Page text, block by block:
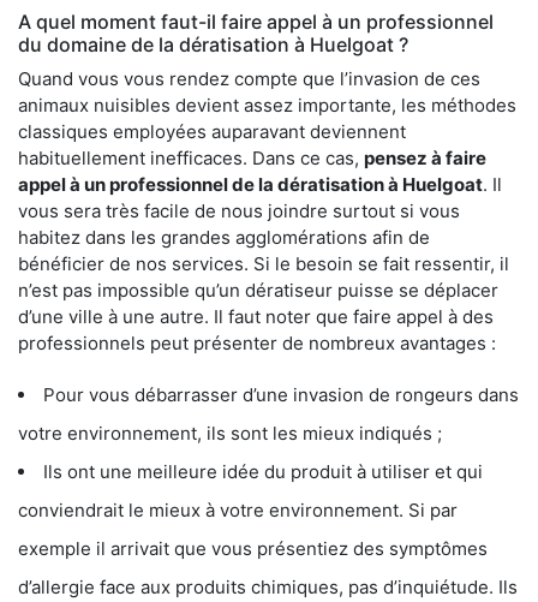
A quel moment faut-il faire appel à un professionnel
du domaine de la dératisation à Huelgoat ?
Quand vous vous rendez compte que l’invasion de ces
animaux nuisibles devient assez importante, les méthodes
classiques employées auparavant deviennent
habituellement inefficaces. Dans ce cas, pensez à faire
appel à un professionnel de la dératisation à Huelgoat. Il
vous sera très facile de nous joindre surtout si vous
habitez dans les grandes agglomérations afin de
bénéficier de nos services. Si le besoin se fait ressentir, il
n’est pas impossible qu’un dératiseur puisse se déplacer
d’une ville à une autre. Il faut noter que faire appel à des
professionnels peut présenter de nombreux avantages :
Pour vous débarrasser d’une invasion de rongeurs dans
votre environnement, ils sont les mieux indiqués ;
Ils ont une meilleure idée du produit à utiliser et qui
conviendrait le mieux à votre environnement. Si par
exemple il arrivait que vous présentiez des symptômes
d’allergie face aux produits chimiques, pas d’inquiétude. Ils